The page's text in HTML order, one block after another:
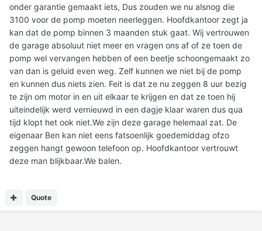
onder garantie gemaakt iets, Dus zouden we nu alsnog die
3100 voor de pomp moeten neerleggen. Hoofdkantoor zegt ja
kan dat de pomp binnen 3 maanden stuk gaat. Wij vertrouwen
de garage absoluut niet meer en vragen ons af of ze toen de
pomp wel vervangen hebben of een beetje schoongemaakt zo
van dan is geluid even weg. Zelf kunnen we niet bij de pomp
en kunnen dus niets zien. Feit is dat ze nu zeggen 8 uur bezig
te zijn om motor in en uit elkaar te krijgen en dat ze toen hij
uiteindelijk werd vernieuwd in een dagje klaar waren dus qua
tijd klopt het ook niet.We zijn deze garage helemaal zat. De
eigenaar Ben kan niet eens fatsoenlijk goedemiddag ofzo
zeggen hangt gewoon telefoon op. Hoofdkantoor vertrouwt
deze man blijkbaar.We balen.
Quote